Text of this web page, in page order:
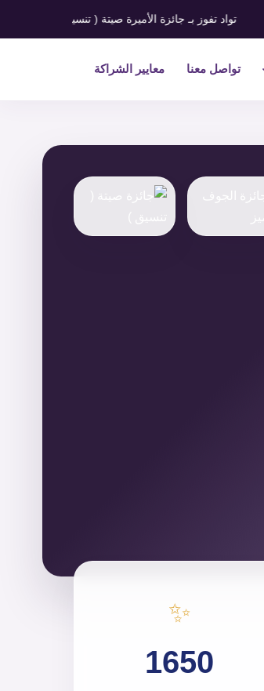
تواصل معنا معايير الشراكة
✨
1650